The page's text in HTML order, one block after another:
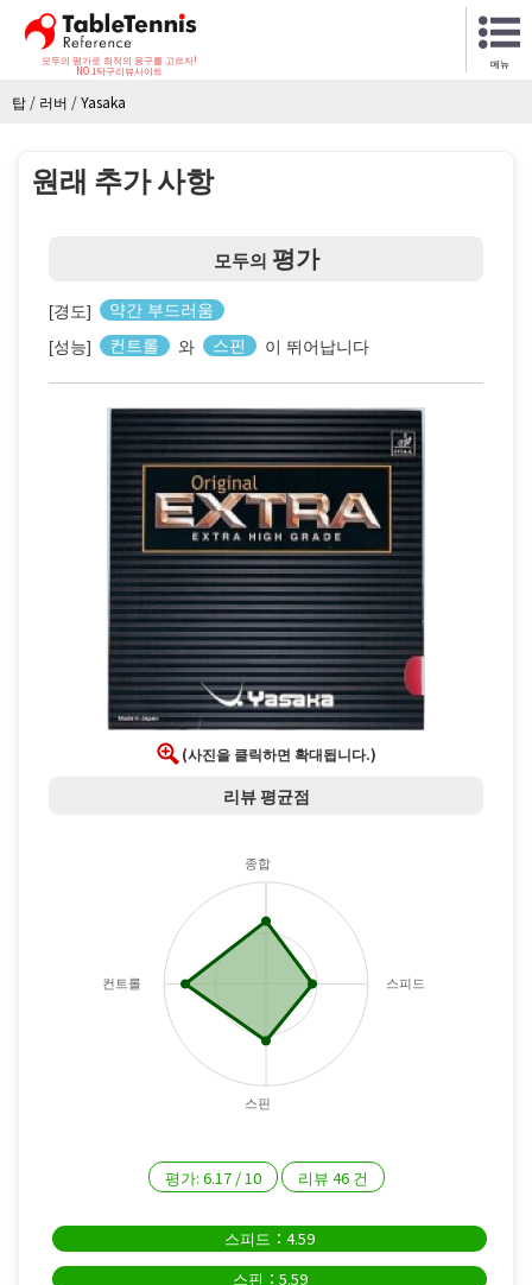
모두의 평가로 최적의 용구를 고르자!
NO.1탁구리뷰사이트
메뉴
탑 / 러버 /Yasaka
원래 추가 사항
모두의 평가
[경도]
약간 부드러움
[성능]
컨트롤 와 스핀 이 뛰어납니다
(사진을 클릭하면 확대됩니다.)
리뷰 평균점
종합
스피드
스핀
컨트롤
평가: 6.17/ 10 리뷰 46건
스피드：4.59
스핀：5.59